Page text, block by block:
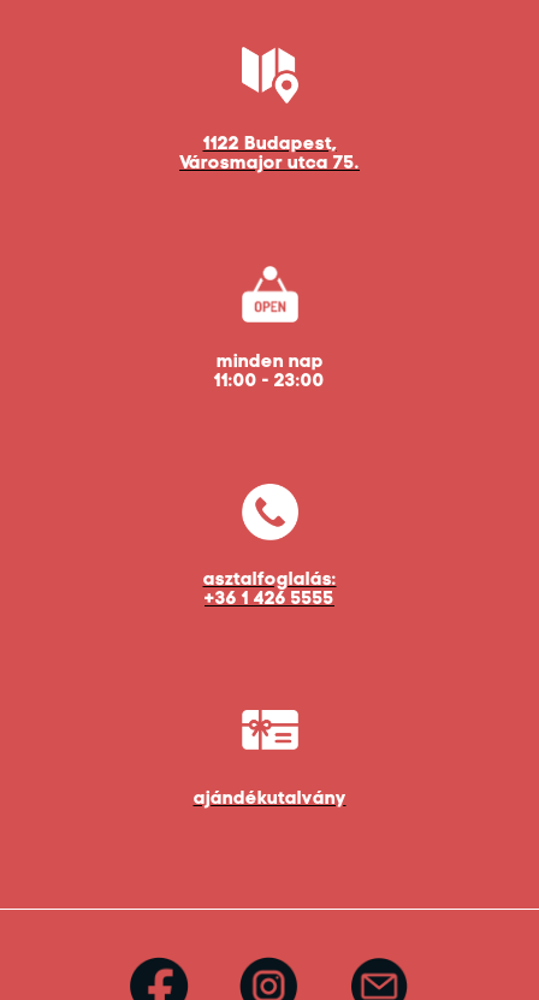
1122 Budapest,
Városmajor utca 75.
minden nap
11:00 - 23:00
asztalfoglalás:
+36 1 426 5555
ajándékutalvány